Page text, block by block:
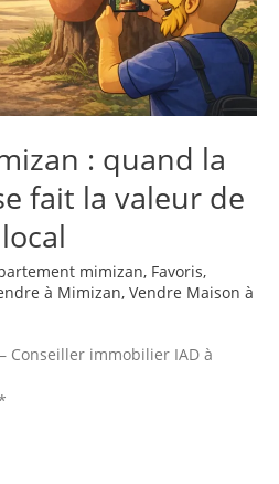
: quand la
fait la valeur de
mimizan, Favoris,
à Mimizan, Vendre Maison à
immobilier IAD à